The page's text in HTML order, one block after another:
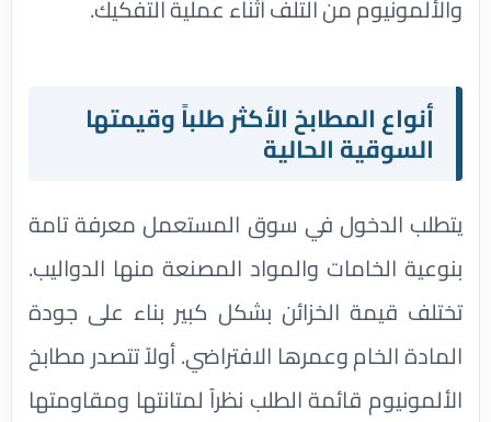
والألمونيوم من التلف أثناء عملية التفكيك.
أنواع المطابخ الأكثر طلباً وقيمتها
السوقية الحالية
يتطلب الدخول في سوق المستعمل معرفة تامة
بنوعية الخامات والمواد المصنعة منها الدواليب.
تختلف قيمة الخزائن بشكل كبير بناء على جودة
المادة الخام وعمرها الافتراضي. أولاً تتصدر مطابخ
الألمونيوم قائمة الطلب نظراً لمتانتها ومقاومتها